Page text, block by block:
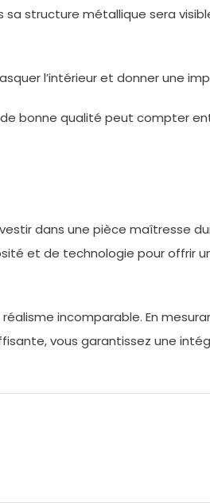
structure métallique sera
l’intérieur et donner une
bonne qualité peut compter
dans une pièce maîtresse
et de technologie pour offrir
réalisme incomparable. En
vous garantissez une